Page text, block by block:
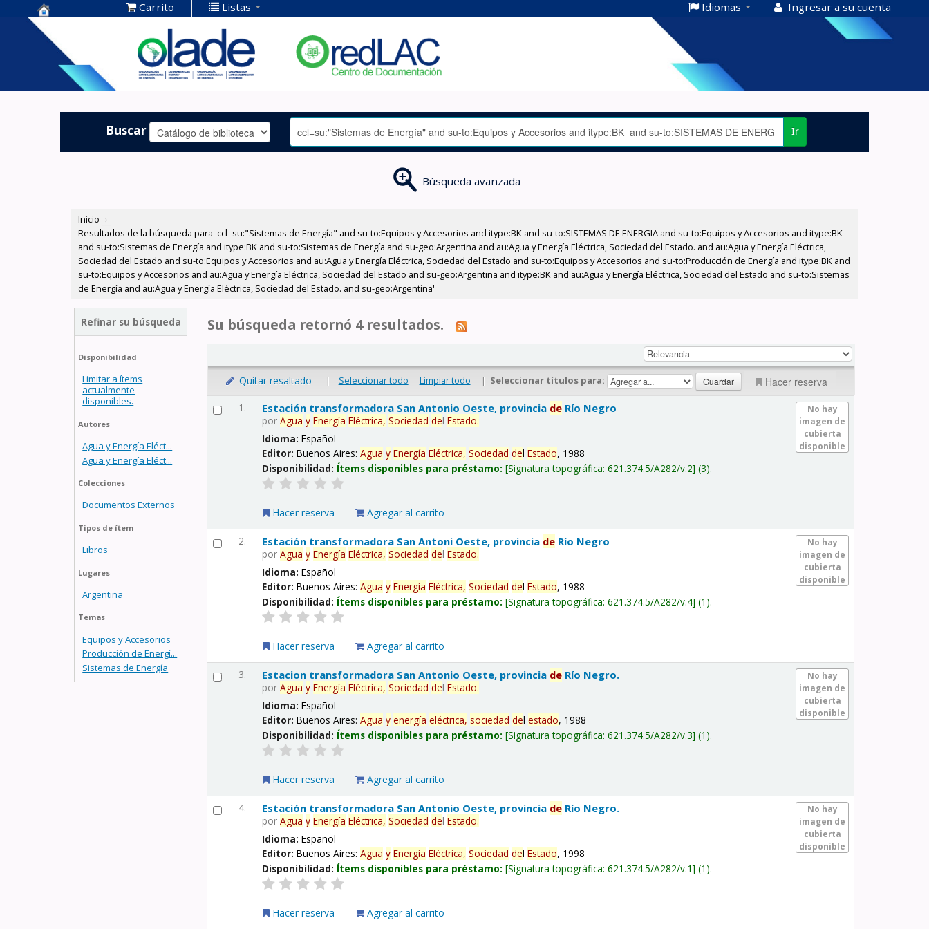
Centro de
Documentación
OLADE -
Carrito Listas Idiomas Ingresar a su cuenta
Buscar Ir
Búsqueda avanzada
Inicio ›
Resultados de la búsqueda para 'ccl=su:"Sistemas de Energía" and su-to:Equipos y Accesorios and itype:BK and su-to:SISTEMAS DE ENERGIA and su-to:Equipos y Accesorios and itype:BK
and su-to:Sistemas de Energía and itype:BK and su-to:Sistemas de Energía and su-geo:Argentina and au:Agua y Energía Eléctrica, Sociedad del Estado. and au:Agua y Energía Eléctrica,
Sociedad del Estado and su-to:Equipos y Accesorios and au:Agua y Energía Eléctrica, Sociedad del Estado and su-to:Equipos y Accesorios and su-to:Producción de Energía and itype:BK and
su-to:Equipos y Accesorios and au:Agua y Energía Eléctrica, Sociedad del Estado and su-geo:Argentina and itype:BK and au:Agua y Energía Eléctrica, Sociedad del Estado and su-to:Sistemas
de Energía and au:Agua y Energía Eléctrica, Sociedad del Estado. and su-geo:Argentina'
Refinar su búsqueda
Disponibilidad
Limitar a ítems
actualmente
disponibles.
Autores
Agua y Energía Eléct...
Agua y Energía Eléct...
Colecciones
Documentos Externos
Tipos de ítem
Libros
Lugares
Argentina
Temas
Equipos y Accesorios
Producción de Energí...
Sistemas de Energía
Su búsqueda retornó 4 resultados.
Quitar resaltado | Seleccionar todo Limpiar todo | Seleccionar títulos para: Hacer reserva
1.
No hay
imagen de
cubierta
disponible
Estación transformadora San Antonio Oeste, provincia de Río Negro
porAgua y Energía Eléctrica, Sociedad delEstado.
Idioma:Español
Editor:Buenos Aires:Agua y Energía Eléctrica, Sociedad delEstado, 1988
Disponibilidad: Ítems disponibles para préstamo: Signatura topográfica:621.374.5/A282/v.2 (3).
Hacer reserva Agregar al carrito
2.
No hay
imagen de
cubierta
disponible
Estación transformadora San Antoni Oeste, provincia de Río Negro
porAgua y Energía Eléctrica, Sociedad delEstado.
Idioma:Español
Editor:Buenos Aires:Agua y Energía Eléctrica, Sociedad delEstado, 1988
Disponibilidad: Ítems disponibles para préstamo: Signatura topográfica:621.374.5/A282/v.4 (1).
Hacer reserva Agregar al carrito
3.
No hay
imagen de
cubierta
disponible
Estacion transformadora San Antonio Oeste, provincia de Río Negro.
porAgua y Energía Eléctrica, Sociedad delEstado.
Idioma:Español
Editor:Buenos Aires:Agua y energía eléctrica, sociedad delestado, 1988
Disponibilidad: Ítems disponibles para préstamo: Signatura topográfica:621.374.5/A282/v.3 (1).
Hacer reserva Agregar al carrito
4.
No hay
imagen de
cubierta
disponible
Estación transformadora San Antonio Oeste, provincia de Río Negro.
porAgua y Energía Eléctrica, Sociedad delEstado.
Idioma:Español
Editor:Buenos Aires:Agua y Energía Eléctrica, Sociedad delEstado, 1998
Disponibilidad: Ítems disponibles para préstamo: Signatura topográfica:621.374.5/A282/v.1 (1).
Hacer reserva Agregar al carrito